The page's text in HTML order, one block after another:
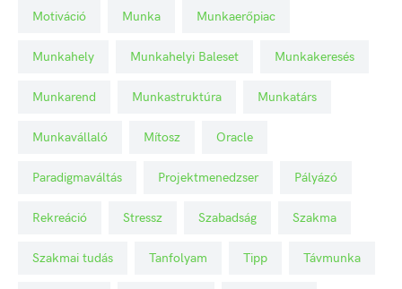
Motiváció Munka Munkaerőpiac
Munkahely Munkahelyi Baleset Munkakeresés
Munkarend Munkastruktúra Munkatárs
Munkavállaló Mítosz Oracle
Paradigmaváltás Projektmenedzser Pályázó
Rekreáció Stressz Szabadság Szakma
Szakmai tudás Tanfolyam Tipp Távmunka